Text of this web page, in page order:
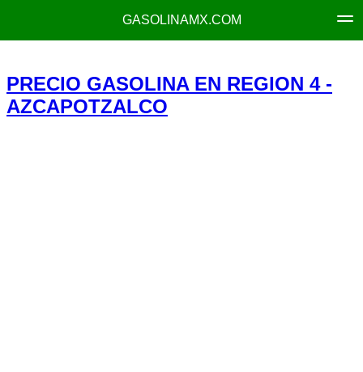
GASOLINAMX.COM
PRECIO GASOLINA EN REGION 4 -
AZCAPOTZALCO